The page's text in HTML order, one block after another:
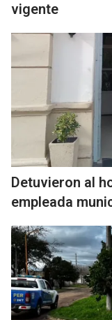
vigente
Detuvieron al
empleada